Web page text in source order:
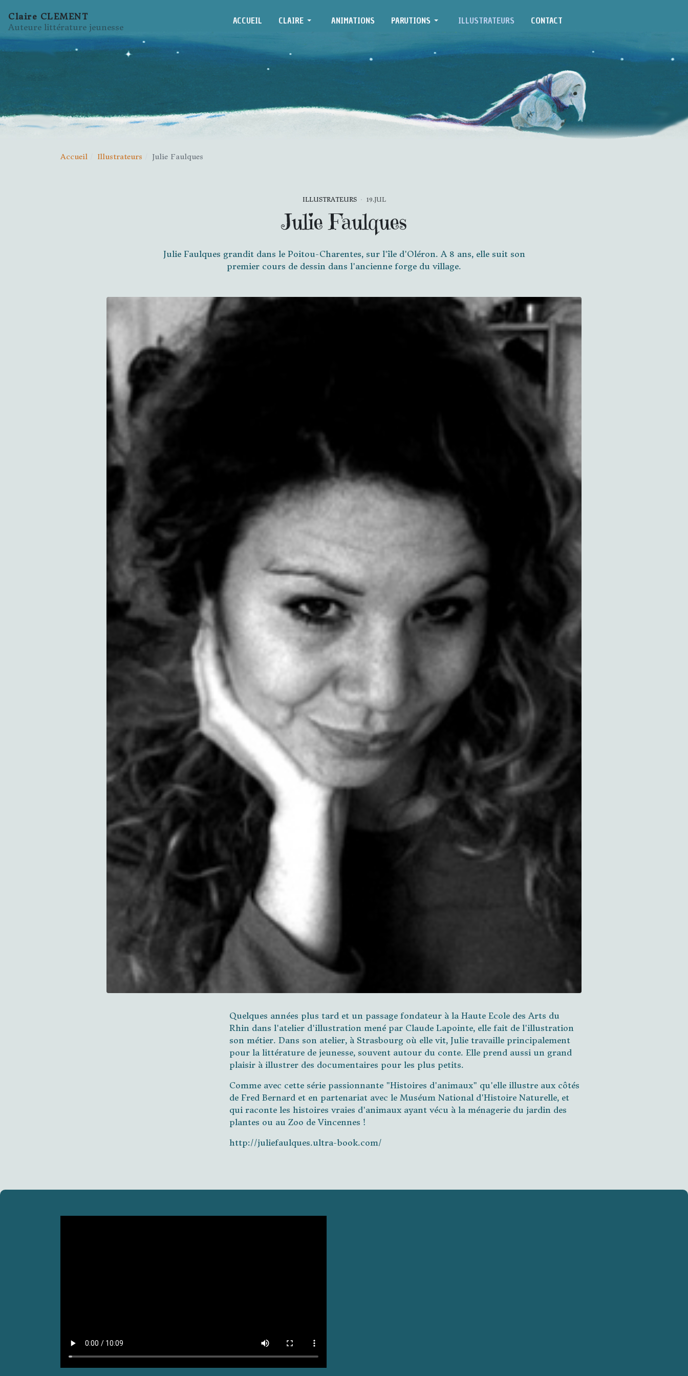
Claire CLEMENT
Auteure littérature jeunesse
ACCUEIL CLAIRE ANIMATIONS PARUTIONS ILLUSTRATEURS CONTACT
Accueil Illustrateurs Julie Faulques
ILLUSTRATEURS 19.JUL
Julie Faulques
Julie Faulques grandit dans le Poitou-Charentes, sur l'île d'Oléron. A 8 ans, elle suit son
premier cours de dessin dans l'ancienne forge du village.
Quelques années plus tard et un passage fondateur à la Haute Ecole des Arts du
Rhin dans l'atelier d'illustration mené par Claude Lapointe, elle fait de l'illustration
son métier. Dans son atelier, à Strasbourg où elle vit, Julie travaille principalement
pour la littérature de jeunesse, souvent autour du conte. Elle prend aussi un grand
plaisir à illustrer des documentaires pour les plus petits.
Comme avec cette série passionnante "Histoires d'animaux" qu'elle illustre aux côtés
de Fred Bernard et en partenariat avec le Muséum National d'Histoire Naturelle, et
qui raconte les histoires vraies d'animaux ayant vécu à la ménagerie du jardin des
plantes ou au Zoo de Vincennes !
http://juliefaulques.ultra-book.com/